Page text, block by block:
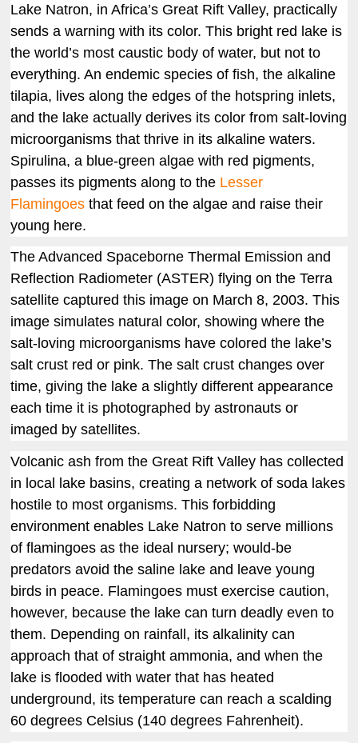
Lake Natron, in Africa’s Great Rift Valley, practically
sends a warning with its color. This bright red lake is
the world’s most caustic body of water, but not to
everything. An endemic species of fish, the alkaline
tilapia, lives along the edges of the hotspring inlets,
and the lake actually derives its color from salt-loving
microorganisms that thrive in its alkaline waters.
Spirulina, a blue-green algae with red pigments,
passes its pigments along to the Lesser
Flamingoes that feed on the algae and raise their
young here.
The Advanced Spaceborne Thermal Emission and
Reflection Radiometer (ASTER) flying on the Terra
satellite captured this image on March 8, 2003. This
image simulates natural color, showing where the
salt-loving microorganisms have colored the lake’s
salt crust red or pink. The salt crust changes over
time, giving the lake a slightly different appearance
each time it is photographed by astronauts or
imaged by satellites.
Volcanic ash from the Great Rift Valley has collected
in local lake basins, creating a network of soda lakes
hostile to most organisms. This forbidding
environment enables Lake Natron to serve millions
of flamingoes as the ideal nursery; would-be
predators avoid the saline lake and leave young
birds in peace. Flamingoes must exercise caution,
however, because the lake can turn deadly even to
them. Depending on rainfall, its alkalinity can
approach that of straight ammonia, and when the
lake is flooded with water that has heated
underground, its temperature can reach a scalding
60 degrees Celsius (140 degrees Fahrenheit).